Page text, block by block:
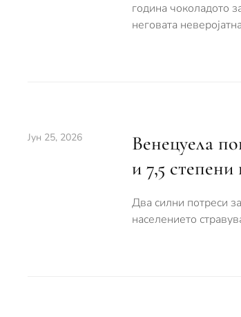
година чоколадото
неговата
Јун 25, 2026
Венецуела
и 7,5
Два силни потреси
населението